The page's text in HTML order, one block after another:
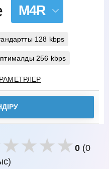
M4R
128 kbps
256 kbps
0(0